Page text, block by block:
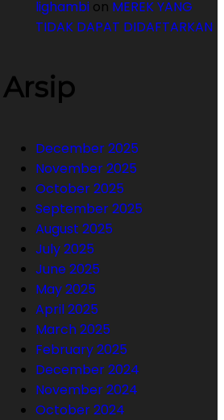
lighambi on MEREK YANG
TIDAK DAPAT DIDAFTARKAN
Arsip
December 2025
November 2025
October 2025
September 2025
August 2025
July 2025
June 2025
May 2025
April 2025
March 2025
February 2025
December 2024
November 2024
October 2024